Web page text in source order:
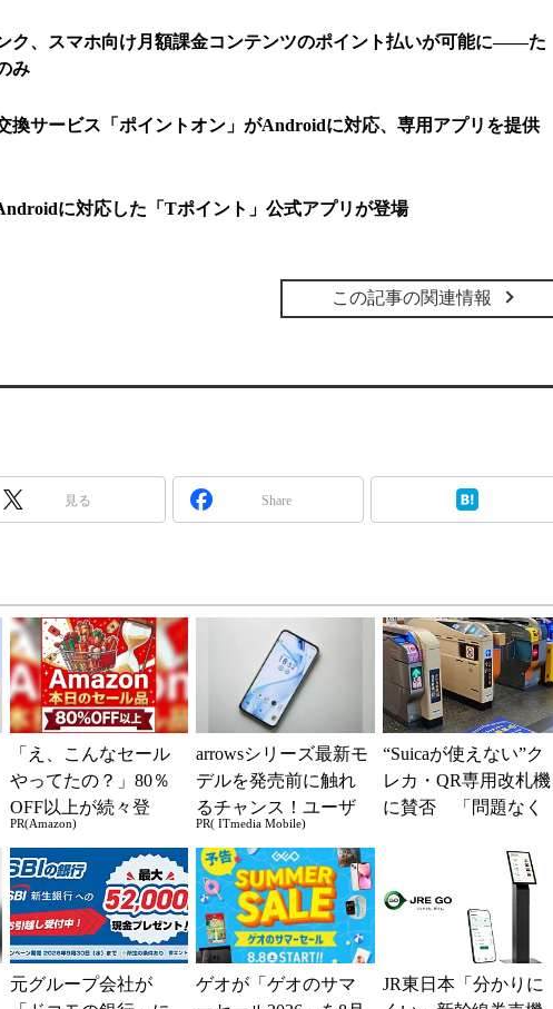
ク、スマホ向け月額課金コンテンツのポイント払いが可能に――た
み
換サービス「ポイントオン」がAndroidに対応、専用アプリを提供
に対応した「Tポイント」公式アプリが登場
この記事の関連情報
見る Share
「え、こんなセール
やってたの？」80％
OFF以上が続々登
場！Amazonの本気が
凄すぎる
PR(Amazon)
arrowsシリーズ最新モ
デルを発売前に触れ
るチャンス！ユーザ
ー座談会開催
PR( ITmedia Mobile)
“Suicaが使えない”ク
レカ・QR専用改札機
に賛否 「問題なく
系ICの方がスムー...
元グループ会社が
ゲオが「ゲオのサマ
JR東日本「分かりに